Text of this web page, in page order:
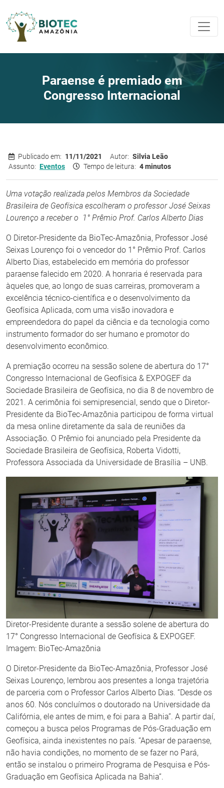
Paraense é premiado em
Congresso Internacional
Publicado em: 11/11/2021 Autor: Silvia Leão
Assunto: Eventos Tempo de leitura: 4 minutos
Uma votação realizada pelos Membros da Sociedade
Brasileira de Geofísica escolheram o professor José Seixas
Lourenço a receber o 1° Prêmio Prof. Carlos Alberto Dias
O Diretor-Presidente da BioTec-Amazônia, Professor José
Seixas Lourenço foi o vencedor do 1° Prêmio Prof. Carlos
Alberto Dias, estabelecido em memória do professor
paraense falecido em 2020. A honraria é reservada para
àqueles que, ao longo de suas carreiras, promoveram a
excelência técnico-científica e o desenvolvimento da
Geofísica Aplicada, com uma visão inovadora e
empreendedora do papel da ciência e da tecnologia como
instrumento formador do ser humano e promotor do
desenvolvimento econômico.
A premiação ocorreu na sessão solene de abertura do 17°
Congresso Internacional de Geofísica & EXPOGEF da
Sociedade Brasileira de Geofísica, no dia 8 de novembro de
2021. A cerimônia foi semipresencial, sendo que o Diretor-
Presidente da BioTec-Amazônia participou de forma virtual
da mesa online diretamente da sala de reuniões da
Associação. O Prêmio foi anunciado pela Presidente da
Sociedade Brasileira de Geofísica, Roberta Vidotti,
Professora Associada da Universidade de Brasília – UNB.
Diretor-Presidente durante a sessão solene de abertura do
17° Congresso Internacional de Geofísica & EXPOGEF.
Imagem: BioTec-Amazônia
O Diretor-Presidente da BioTec-Amazônia, Professor José
Seixas Lourenço, lembrou aos presentes a longa trajetória
de parceria com o Professor Carlos Alberto Dias. “Desde os
anos 60. Nós concluímos o doutorado na Universidade da
Califórnia, ele antes de mim, e foi para a Bahia”. A partir daí,
começou a busca pelos Programas de Pós-Graduação em
Geofísica, ainda inexistentes no país. “Apesar de paraense,
não havia condições, no momento de se fazer no Pará,
então se instalou o primeiro Programa de Pesquisa e Pós-
Graduação em Geofísica Aplicada na Bahia”.